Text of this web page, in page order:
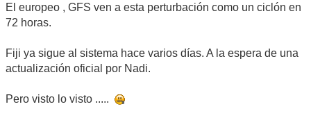
El europeo , GFS ven a esta perturbación como un ciclón en
72 horas.
Fiji ya sigue al sistema hace varios días. A la espera de una
actualización oficial por Nadi.
Pero visto lo visto .....